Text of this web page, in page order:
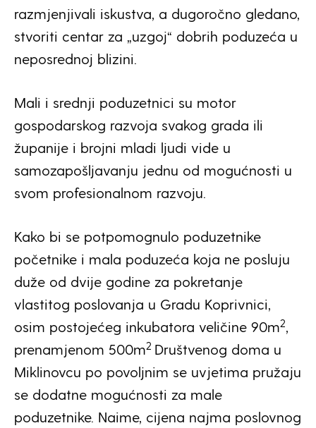
razmjenjivali iskustva, a dugoročno gledano,
stvoriti centar za „uzgoj“ dobrih poduzeća u
neposrednoj blizini.
Mali i srednji poduzetnici su motor
gospodarskog razvoja svakog grada ili
županije i brojni mladi ljudi vide u
samozapošljavanju jednu od mogućnosti u
svom profesionalnom razvoju.
Kako bi se potpomognulo poduzetnike
početnike i mala poduzeća koja ne posluju
duže od dvije godine za pokretanje
vlastitog poslovanja u Gradu Koprivnici,
osim postojećeg inkubatora veličine 90m2,
prenamjenom 500m2 Društvenog doma u
Miklinovcu po povoljnim se uvjetima pružaju
se dodatne mogućnosti za male
poduzetnike. Naime, cijena najma poslovnog